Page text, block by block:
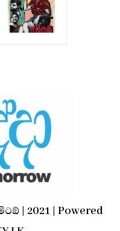
| 2021 | Powered